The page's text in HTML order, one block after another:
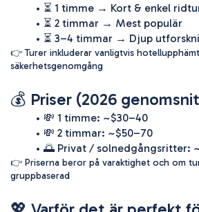
⏳ 1 timme → Kort & enkel
⏳ 2 timmar → Mest populär
⏳ 3–4 timmar → Djup
👉 Turer inkluderar vanligtvis
säkerhetsgenomgång
💰 Priser (2026
💸 1 timme: ~$30–40
💸 2 timmar: ~$50–70
🌅 Privat / solnedgångsritter:
👉 Priserna beror på varaktighet och om
gruppbaserad